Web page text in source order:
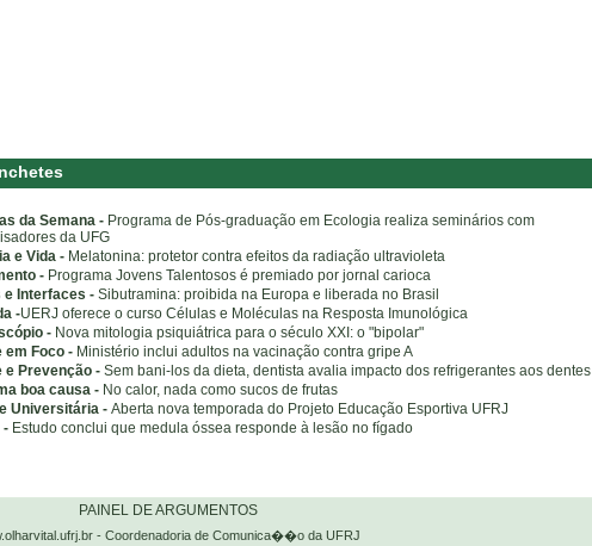
da Semana - Programa de Pós-graduação em Ecologia realiza seminários com
da UFG
e Vida - Melatonina: protetor contra efeitos da radiação ultravioleta
- Programa Jovens Talentosos é premiado por jornal carioca
e Interfaces - Sibutramina: proibida na Europa e liberada no Brasil
-UERJ oferece o curso Células e Moléculas na Resposta Imunológica
- Nova mitologia psiquiátrica para o século XXI: o "bipolar"
em Foco - Ministério inclui adultos na vacinação contra gripe A
e Prevenção - Sem bani-los da dieta, dentista avalia impacto dos refrigerantes aos dentes
boa causa - No calor, nada como sucos de frutas
Universitária - Aberta nova temporada do Projeto Educação Esportiva UFRJ
- Estudo conclui que medula óssea responde à lesão no fígado
- Coordenadoria de Comunica��o da UFRJ
PAINEL DE ARGUMENTOS